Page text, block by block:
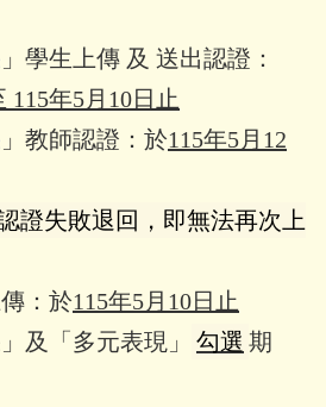
」學生上傳 及 送出認證：
115年5月10日止
」教師認證：於115年5月12
證失敗退回，即無法再次上
傳：於115年5月10日止
及「多元表現」 勾選 期